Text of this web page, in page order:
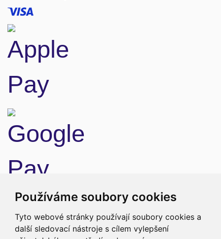
Používáme soubory cookies
Tyto webové stránky používají soubory cookies a
další sledovací nástroje s cílem vylepšení
Doprava